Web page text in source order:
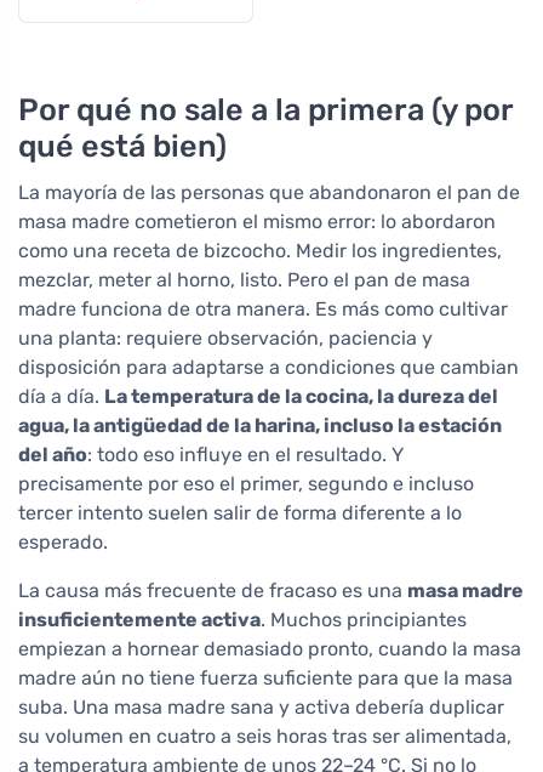
Por qué no sale a la primera (y por
qué está bien)
La mayoría de las personas que abandonaron el pan de
masa madre cometieron el mismo error: lo abordaron
como una receta de bizcocho. Medir los ingredientes,
mezclar, meter al horno, listo. Pero el pan de masa
madre funciona de otra manera. Es más como cultivar
una planta: requiere observación, paciencia y
disposición para adaptarse a condiciones que cambian
día a día. La temperatura de la cocina, la dureza del
agua, la antigüedad de la harina, incluso la estación
del año: todo eso influye en el resultado. Y
precisamente por eso el primer, segundo e incluso
tercer intento suelen salir de forma diferente a lo
esperado.
La causa más frecuente de fracaso es una masa madre
insuficientemente activa. Muchos principiantes
empiezan a hornear demasiado pronto, cuando la masa
madre aún no tiene fuerza suficiente para que la masa
suba. Una masa madre sana y activa debería duplicar
su volumen en cuatro a seis horas tras ser alimentada,
a temperatura ambiente de unos 22–24 °C. Si no lo